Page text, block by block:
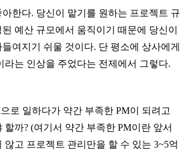
한다. 당신이 맡기를 원하는 프로젝트 규
예산 규모에서 움직이기 때문에 당신이
여지기 쉬울 것이다. 단 평소에 상사에게
라는 인상을 주었다는 전제에서 그렇다.
로 일하다가 약간 부족한 PM이 되려고
할까? (여기서 약간 부족한 PM이란 앞서
않고 프로젝트 관리만을 할 수 있는 3~5억